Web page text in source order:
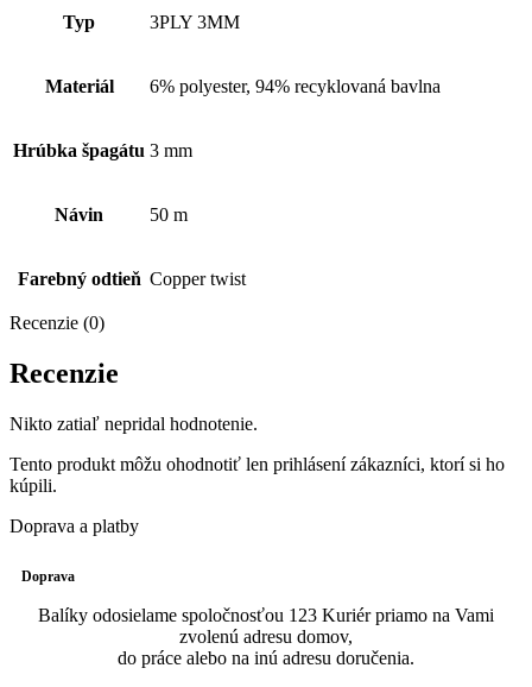
Typ 3PLY 3MM
Materiál 6% polyester, 94% recyklovaná bavlna
Hrúbka špagátu 3 mm
Návin 50 m
Farebný odtieň Copper twist
Recenzie (0)
Recenzie
Nikto zatiaľ nepridal hodnotenie.
Tento produkt môžu ohodnotiť len prihlásení zákazníci, ktorí si ho
kúpili.
Doprava a platby
Doprava
Balíky odosielame spoločnosťou 123 Kuriér priamo na Vami
zvolenú adresu domov,
do práce alebo na inú adresu doručenia.